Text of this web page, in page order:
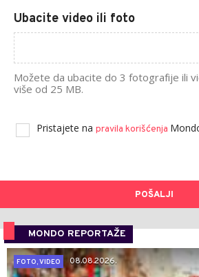
Ubacite video ili foto
Možete da ubacite do 3 fotografije ili
više od 25 MB.
Pristajete na pravila korišćenja
POŠALJI
MONDO REPORTAŽE
FOTO, VIDEO
08.08.2026.